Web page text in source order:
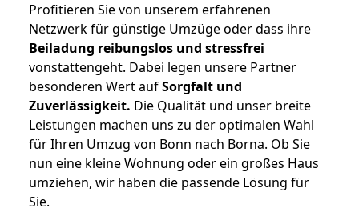
Profitieren Sie von unserem erfahrenen
Netzwerk für günstige Umzüge oder dass ihre
Beiladung reibungslos und stressfrei
vonstattengeht. Dabei legen unsere Partner
besonderen Wert aufSorgfalt und
Zuverlässigkeit. Die Qualität und unser breite
Leistungen machen uns zu der optimalen Wahl
für Ihren Umzug von Bonn nach Borna. Ob Sie
nun eine kleine Wohnung oder ein großes Haus
umziehen, wir haben die passende Lösung für
Sie.